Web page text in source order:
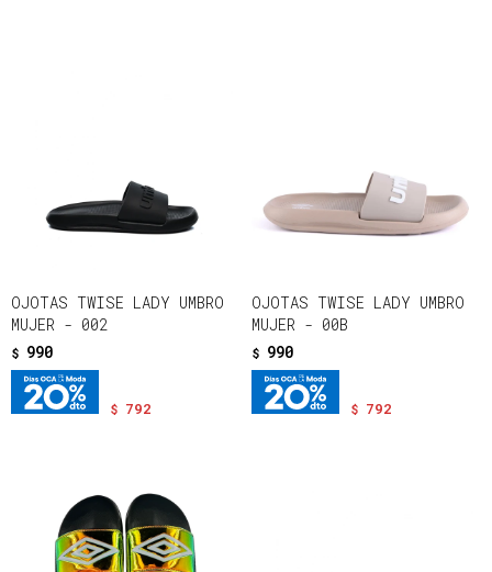
OJOTAS TWISE LADY UMBRO
MUJER - 002
$ 990
$ 792
OJOTAS TWISE LADY UMBRO
MUJER - 00B
$ 990
$ 792